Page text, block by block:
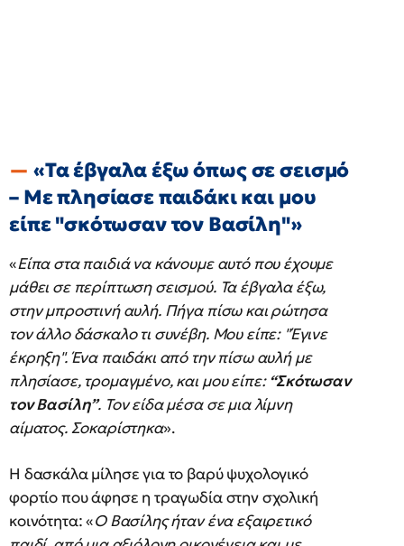
«Τα έβγαλα έξω όπως σε σεισμό
– Με πλησίασε παιδάκι και μου
είπε "σκότωσαν τον Βασίλη"»
«Είπα στα παιδιά να κάνουμε αυτό που έχουμε
μάθει σε περίπτωση σεισμού. Τα έβγαλα έξω,
στην μπροστινή αυλή. Πήγα πίσω και ρώτησα
τον άλλο δάσκαλο τι συνέβη. Μου είπε: "Έγινε
έκρηξη". Ένα παιδάκι από την πίσω αυλή με
πλησίασε, τρομαγμένο, και μου είπε: “Σκότωσαν
τον Βασίλη”. Τον είδα μέσα σε μια λίμνη
αίματος. Σοκαρίστηκα».
Η δασκάλα μίλησε για το βαρύ ψυχολογικό
φορτίο που άφησε η τραγωδία στην σχολική
κοινότητα: «Ο Βασίλης ήταν ένα εξαιρετικό